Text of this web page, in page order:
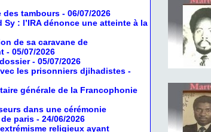
des tambours - 06/07/2026
: l’IRA dénonce une atteinte à la
de sa caravane de
- 05/07/2026
- 05/07/2026
les prisonniers djihadistes -
générale de la Francophonie
dans une cérémonie
paris - 24/06/2026
religieux ayant